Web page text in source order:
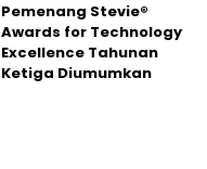
Pemenang Stevie®
Awards for Technology
Excellence Tahunan
Ketiga Diumumkan